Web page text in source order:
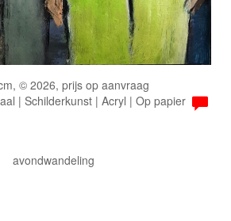
© 2026, prijs op aanvraag
| Schilderkunst | Acryl | Op papier
avondwandeling